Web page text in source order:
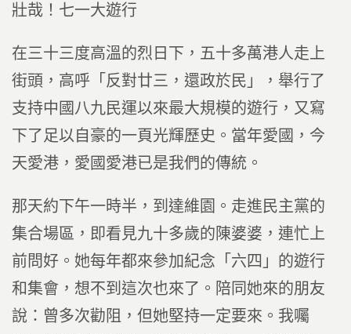
壯哉！七一大遊行
在三十三度高溫的烈日下，五十多萬港人走上
街頭，高呼「反對廿三，還政於民」，舉行了
支持中國八九民運以來最大規模的遊行，又寫
下了足以自豪的一頁光輝歷史。當年愛國，今
天愛港，愛國愛港已是我們的傳統。
那天約下午一時半，到達維園。走進民主黨的
集合場區，即看見九十多歲的陳婆婆，連忙上
前問好。她每年都來參加紀念「六四」的遊行
和集會，想不到這次也來了。陪同她來的朋友
說：曾多次勸阻，但她堅持一定要來。我囑